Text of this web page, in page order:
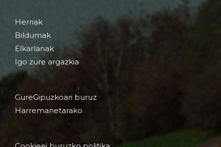
Herriak
Bildumak
Elkarlanak
Igo zure argazkia
GureGipuzkoari buruz
Harremanetarako